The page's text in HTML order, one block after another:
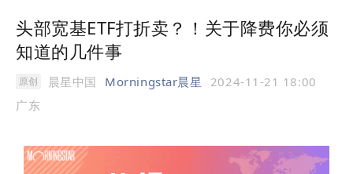
头部宽基ETF打折卖？！关于降费你必须
知道的几件事
原创 晨星中国 Morningstar晨星
2024-11-21 18:00
广东